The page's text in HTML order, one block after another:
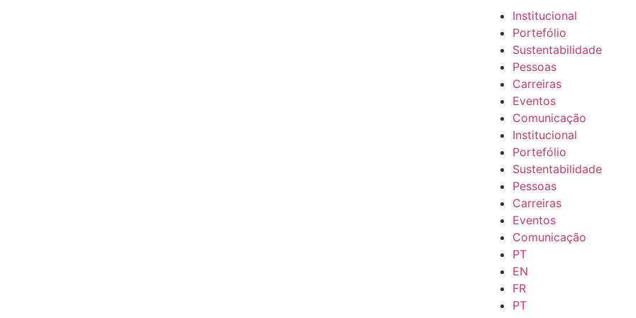
Institucional
Portefólio
Sustentabilidade
Pessoas
Carreiras
Eventos
Comunicação
Institucional
Portefólio
Sustentabilidade
Pessoas
Carreiras
Eventos
Comunicação
PT
EN
FR
PT